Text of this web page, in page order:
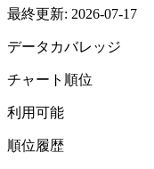
最終更新: 2026-07-17
データカバレッジ
チャート順位
利用可能
順位履歴